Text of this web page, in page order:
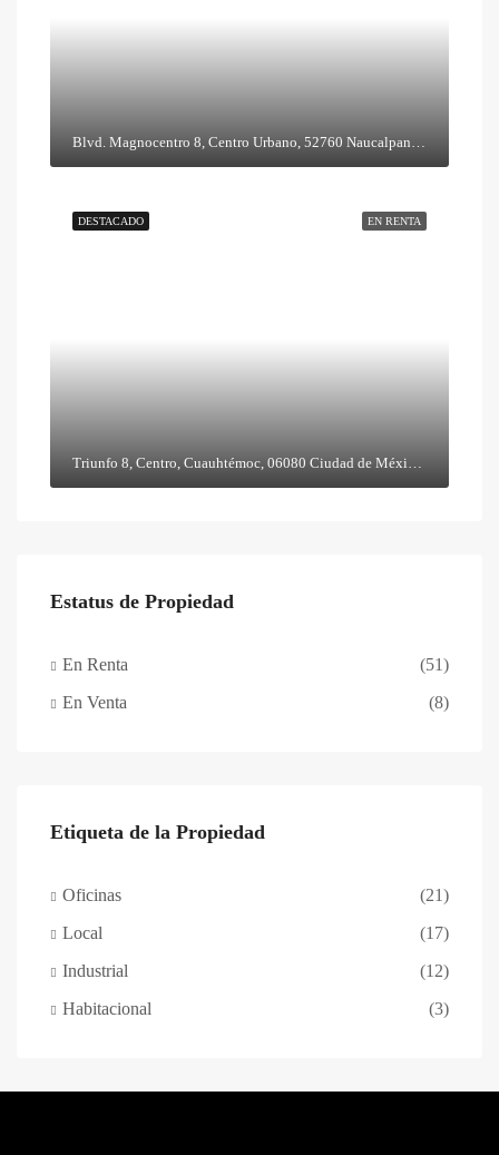
EN RENTA
DESTACADO
Triunfo 8, Centro, Cuauhtémoc, 06080 Ciudad de México, CDMX
Estatus de Propiedad
En Renta
(51)
En Venta
(8)
Etiqueta de la Propiedad
Oficinas
(21)
Local
(17)
Industrial
(12)
Habitacional
(3)